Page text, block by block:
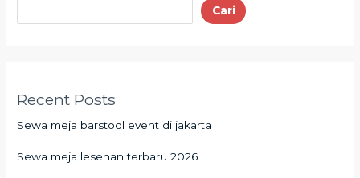
Cari
Recent Posts
Sewa meja barstool event di jakarta
Sewa meja lesehan terbaru 2026